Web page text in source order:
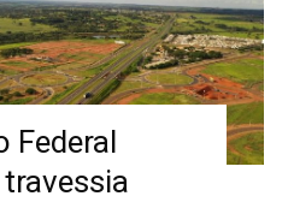
Federal